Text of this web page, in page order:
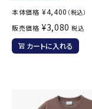
本体価格 ¥4,400 （税込）
販売価格 ¥3,080 税込
カートに入れる